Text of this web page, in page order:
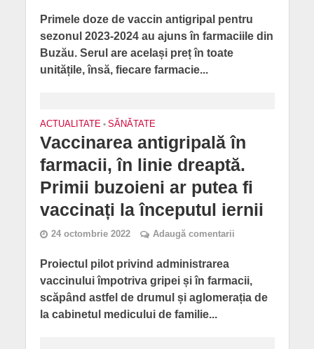
Primele doze de vaccin antigripal pentru
sezonul 2023-2024 au ajuns în farmaciile din
Buzău. Serul are același preț în toate
unitățile, însă, fiecare farmacie...
ACTUALITATE • SĂNĂTATE
Vaccinarea antigripală în
farmacii, în linie dreaptă.
Primii buzoieni ar putea fi
vaccinați la începutul iernii
24 octombrie 2022 Adaugă comentarii
Proiectul pilot privind administrarea
vaccinului împotriva gripei și în farmacii,
scăpând astfel de drumul și aglomerația de
la cabinetul medicului de familie...